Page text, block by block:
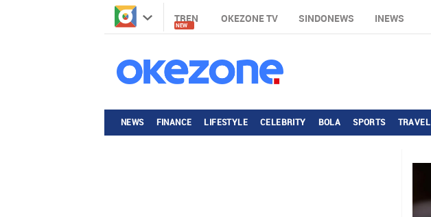
TREN
NEW
OKEZONE TV SINDONEWS INEWS
NEWS FINANCE LIFESTYLE CELEBRITY BOLA SPORTS TRAVEL